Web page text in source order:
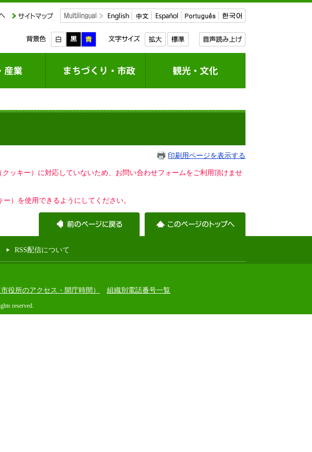
印刷用ページを表示する
ッキー）に対応していないため、お問い合わせフォームをご利用頂けませ
）を使用できるようにしてください。
RSS配信について
市役所のアクセス・開庁時間） 組織別電話番号一覧
reserved.